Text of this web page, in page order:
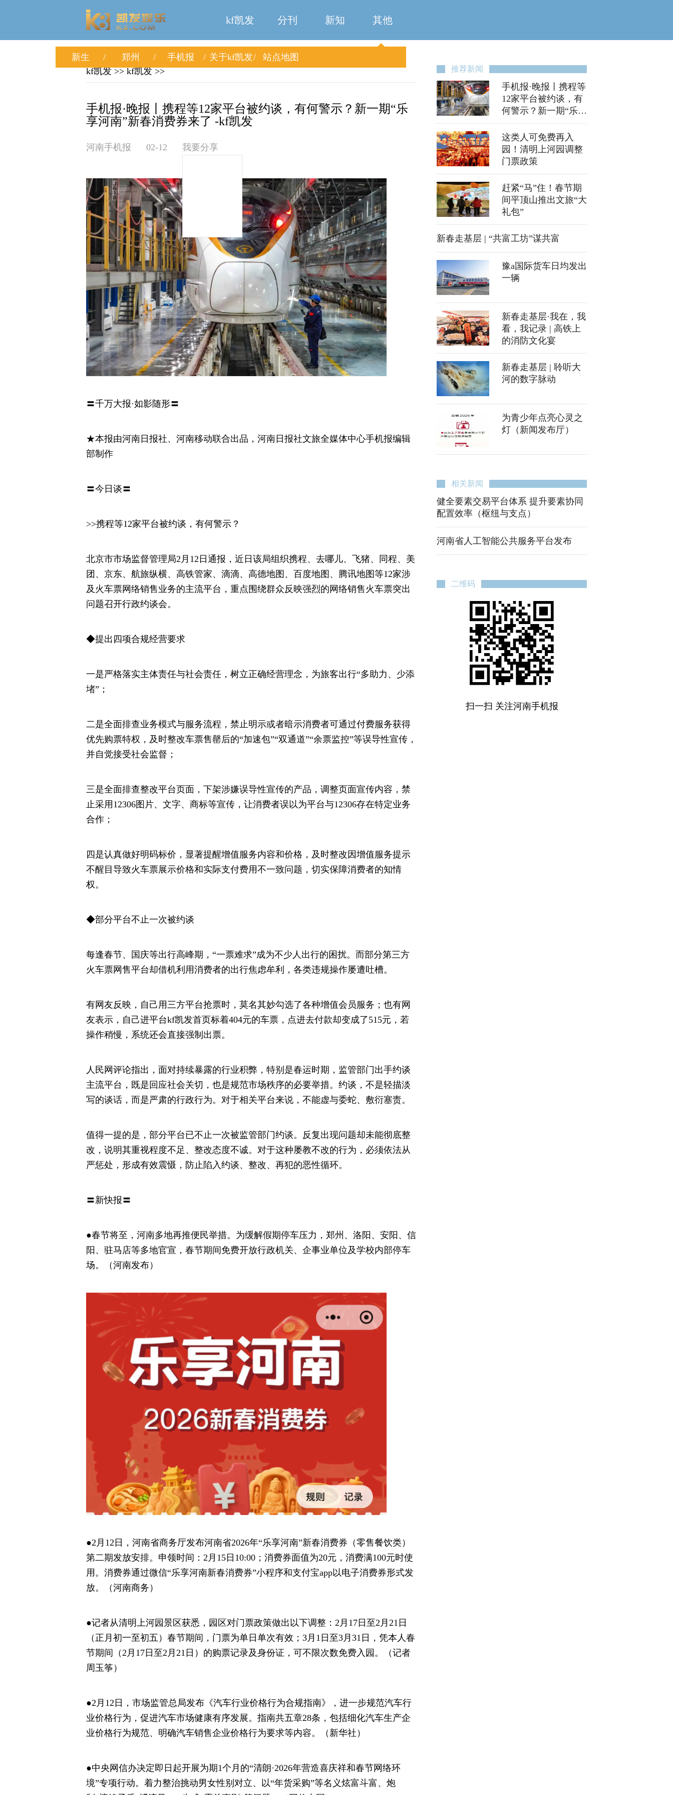
kf凯发 分刊 新知 其他
新生 郑州 手机报 关于kf凯发
站点地图
kf凯发 >> kf凯发 >>
手机报·晚报丨携程等12家平台被约谈，有何警示？新一期“乐
享河南”新春消费券来了 -kf凯发
河南手机报 02-12 我要分享
〓千万大报·如影随形〓
★本报由河南日报社、河南移动联合出品，河南日报社文旅全媒体中心手机报编辑
部制作
〓今日谈〓
>>携程等12家平台被约谈，有何警示？
北京市市场监督管理局2月12日通报，近日该局组织携程、去哪儿、飞猪、同程、美
团、京东、航旅纵横、高铁管家、滴滴、高德地图、百度地图、腾讯地图等12家涉
及火车票网络销售业务的主流平台，重点围绕群众反映强烈的网络销售火车票突出
问题召开行政约谈会。
◆提出四项合规经营要求
一是严格落实主体责任与社会责任，树立正确经营理念，为旅客出行“多助力、少添
堵”；
二是全面排查业务模式与服务流程，禁止明示或者暗示消费者可通过付费服务获得
优先购票特权，及时整改车票售罄后的“加速包”“双通道”“余票监控”等误导性宣传，
并自觉接受社会监督；
三是全面排查整改平台页面，下架涉嫌误导性宣传的产品，调整页面宣传内容，禁
止采用12306图片、文字、商标等宣传，让消费者误以为平台与12306存在特定业务
合作；
四是认真做好明码标价，显著提醒增值服务内容和价格，及时整改因增值服务提示
不醒目导致火车票展示价格和实际支付费用不一致问题，切实保障消费者的知情
权。
◆部分平台不止一次被约谈
每逢春节、国庆等出行高峰期，“一票难求”成为不少人出行的困扰。而部分第三方
火车票网售平台却借机利用消费者的出行焦虑牟利，各类违规操作屡遭吐槽。
有网友反映，自己用三方平台抢票时，莫名其妙勾选了各种增值会员服务；也有网
友表示，自己进平台kf凯发首页标着404元的车票，点进去付款却变成了515元，若
操作稍慢，系统还会直接强制出票。
人民网评论指出，面对持续暴露的行业积弊，特别是春运时期，监管部门出手约谈
主流平台，既是回应社会关切，也是规范市场秩序的必要举措。约谈，不是轻描淡
写的谈话，而是严肃的行政行为。对于相关平台来说，不能虚与委蛇、敷衍塞责。
值得一提的是，部分平台已不止一次被监管部门约谈。反复出现问题却未能彻底整
改，说明其重视程度不足、整改态度不诚。对于这种屡教不改的行为，必须依法从
严惩处，形成有效震慑，防止陷入约谈、整改、再犯的恶性循环。
〓新快报〓
●春节将至，河南多地再推便民举措。为缓解假期停车压力，郑州、洛阳、安阳、信
阳、驻马店等多地官宣，春节期间免费开放行政机关、企事业单位及学校内部停车
场。（河南发布）
●2月12日，河南省商务厅发布河南省2026年“乐享河南”新春消费券（零售餐饮类）
第二期发放安排。申领时间：2月15日10:00；消费券面值为20元，消费满100元时使
用。消费券通过微信“乐享河南新春消费券”小程序和支付宝app以电子消费券形式发
放。（河南商务）
●记者从清明上河园景区获悉，园区对门票政策做出以下调整：2月17日至2月21日
（正月初一至初五）春节期间，门票为单日单次有效；3月1日至3月31日，凭本人春
节期间（2月17日至2月21日）的购票记录及身份证，可不限次数免费入园。（记者
周玉筝）
●2月12日，市场监管总局发布《汽车行业价格行为合规指南》，进一步规范汽车行
业价格行为，促进汽车市场健康有序发展。指南共五章28条，包括细化汽车生产企
业价格行为规范、明确汽车销售企业价格行为要求等内容。（新华社）
●中央网信办决定即日起开展为期1个月的“清朗·2026年营造喜庆祥和春节网络环
境”专项行动。着力整治挑动男女性别对立、以“年货采购”等名义炫富斗富、炮
推荐新闻
手机报·晚报丨携程等
12家平台被约谈，有
何警示？新一期“乐享
河南”新春消费券来了
这类人可免费再入
园！清明上河园调整
门票政策
赶紧“马”住！春节期
间平顶山推出文旅“大
礼包”
新春走基层 | “共富工坊”谋共富
豫a国际货车日均发出
一辆
新春走基层·我在，我
看，我记录 | 高铁上
的消防文化宴
新春走基层 | 聆听大
河的数字脉动
为青少年点亮心灵之
灯（新闻发布厅）
相关新闻
健全要素交易平台体系 提升要素协同
配置效率（枢纽与支点）
河南省人工智能公共服务平台发布
二维码
扫一扫 关注河南手机报